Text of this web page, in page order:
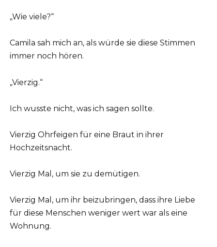
„Wie viele?“
Camila sah mich an, als würde sie diese Stimmen
immer noch hören.
„Vierzig.“
Ich wusste nicht, was ich sagen sollte.
Vierzig Ohrfeigen für eine Braut in ihrer
Hochzeitsnacht.
Vierzig Mal, um sie zu demütigen.
Vierzig Mal, um ihr beizubringen, dass ihre Liebe
für diese Menschen weniger wert war als eine
Wohnung.